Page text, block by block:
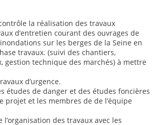
la réalisation des travaux
d’entretien courant des ouvrages de
sur les berges de la Seine en
travaux. (suivi des chantiers,
gestion technique des marchés) à mettre
d’urgence.
études de danger et des études foncières
projet et les membres de de l’équipe
des travaux avec les